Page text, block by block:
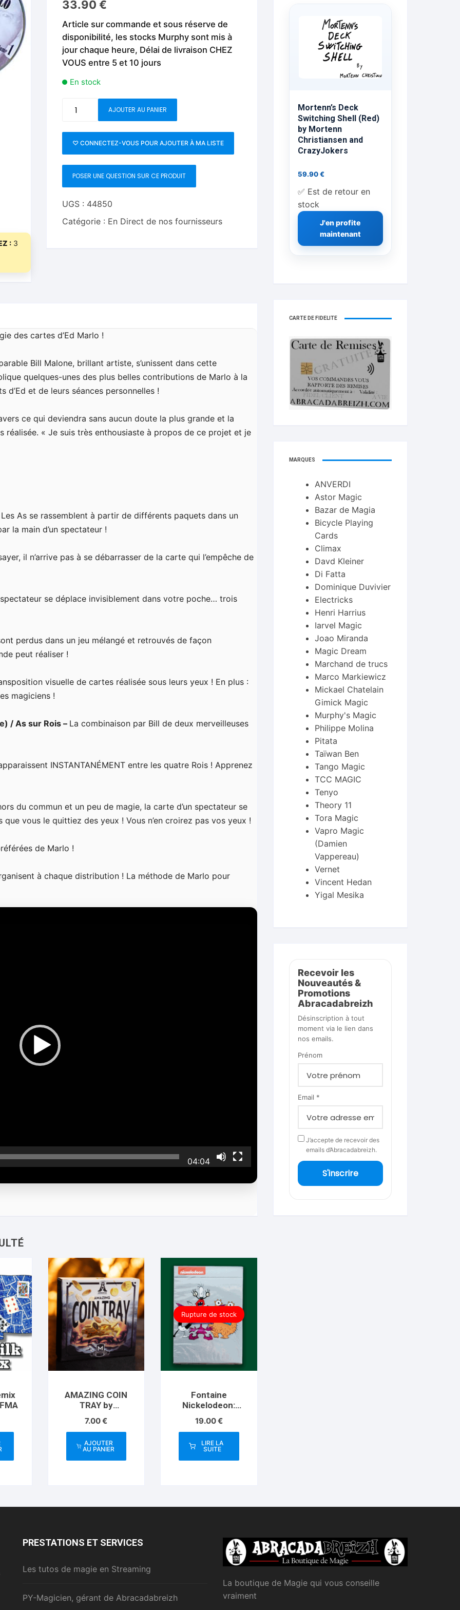
Foulards C.Up
Liquides C.Up
Mentalisme close up
Feu
Foulards
La Magie pour les Enfants
Mentalisme salon et scène
Pièces-Billets
Livres sur la Magie
impromptue
Neige, rubans, FP, Foulards …
: 3
33.90€
Article sur commande et sous réserve de
disponibilité, les stocks Murphy sont mis à
jour chaque heure, Délai de livraison CHEZ
VOUS entre 5 et 10 jours
En stock
Meets
Marlo
#1
Bill
Malone
DVD
AJOUTER AU PANIER
♡ CONNECTEZ-VOUS POUR AJOUTER À MA LISTE
POSER UNE QUESTION SUR CE PRODUIT
UGS : 44850
Catégorie : En Direct de nos fournisseurs
des cartes d’Ed Marlo !
Bill Malone, brillant artiste, s’unissent dans cette
quelques-unes des plus belles contributions de Marlo à la
et de leurs séances personnelles !
ce qui deviendra sans aucun doute la plus grande et la
« Je suis très enthousiaste à propos de ce projet et je
As se rassemblent à partir de différents paquets dans un
la main d’un spectateur !
il n’arrive pas à se débarrasser de la carte qui l’empêche de
se déplace invisiblement dans votre poche… trois
perdus dans un jeu mélangé et retrouvés de façon
peut réaliser !
visuelle de cartes réalisée sous leurs yeux ! En plus :
magiciens !
/ As sur Rois – La combinaison par Bill de deux merveilleuses
INSTANTANÉMENT entre les quatre Rois ! Apprenez
du commun et un peu de magie, la carte d’un spectateur se
vous le quittiez des yeux ! Vous n’en croirez pas vos yeux !
de Marlo !
à chaque distribution ! La méthode de Marlo pour
04:04
AMAZING COIN
TRAY by
– Trick
7.00€
AJOUTER
AU PANIER
Rupture de stock
Fontaine
Nickelodeon:
Cards
19.00€
LIRE LA
SUITE
Mortenn’s Deck
Switching Shell (Red)
by Mortenn
Christiansen and
CrazyJokers
59.90€
✅ Est de retour en
stock
J'en profite
maintenant
CARTE DE FIDELITÉ
MARQUES
ANVERDI
Astor Magic
Bazar de Magia
Bicycle Playing
Cards
Climax
Davd Kleiner
Di Fatta
Dominique Duvivier
Electricks
Henri Harrius
Iarvel Magic
Joao Miranda
Magic Dream
Marchand de trucs
Marco Markiewicz
Mickael Chatelain
Gimick Magic
Murphy's Magic
Philippe Molina
Pitata
Taïwan Ben
Tango Magic
TCC MAGIC
Tenyo
Theory 11
Tora Magic
Vapro Magic
(Damien
Vappereau)
Vernet
Vincent Hedan
Yigal Mesika
Recevoir les
Nouveautés &
Promotions
Abracadabreizh
Désinscription à tout
moment via le lien dans
nos emails.
Prénom
Email *
J’accepte de recevoir des
emails d’Abracadabreizh.
S'inscrire
PRESTATIONS ET SERVICES
Les tutos de magie en Streaming
PY-Magicien, gérant de Abracadabreizh
La boutique de Magie qui vous conseille
vraiment